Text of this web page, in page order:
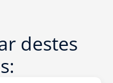
destes